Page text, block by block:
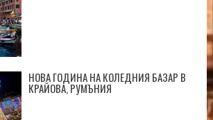
НОВА ГОДИНА НА КОЛЕДНИЯ БАЗАР В
КРАЙОВА, РУМЪНИЯ